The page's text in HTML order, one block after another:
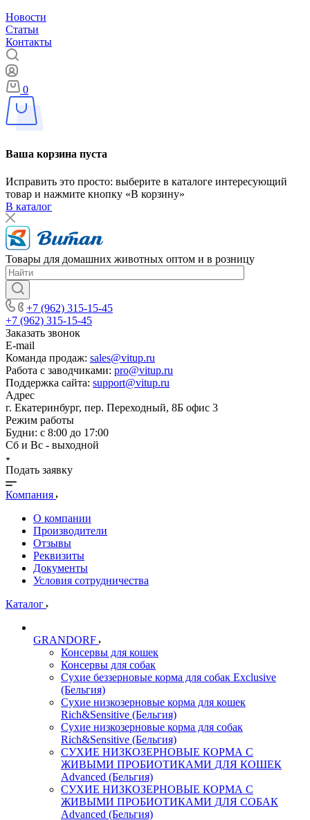
Новости
Статьи
Контакты
0
Ваша корзина пуста
Исправить это просто: выберите в каталоге интересующий
товар и нажмите кнопку «В корзину»
В каталог
Товары для домашних животных оптом и в розницу
+7 (962) 315-15-45
+7 (962) 315-15-45
Заказать звонок
E-mail
Команда продаж: sales@vitup.ru
Работа с заводчиками: pro@vitup.ru
Поддержка сайта: support@vitup.ru
Адрес
г. Екатеринбург, пер. Переходный, 8Б офис 3
Режим работы
Будни: с 8:00 до 17:00
Сб и Вс - выходной
Подать заявку
Компания
О компании
Производители
Отзывы
Реквизиты
Документы
Условия сотрудничества
Каталог
GRANDORF
Консервы для кошек
Консервы для собак
Сухие беззерновые корма для собак Exclusive
(Бельгия)
Сухие низкозерновые корма для кошек
Rich&Sensitive (Бельгия)
Сухие низкозерновые корма для собак
Rich&Sensitive (Бельгия)
СУХИЕ НИЗКОЗЕРНОВЫЕ КОРМА С
ЖИВЫМИ ПРОБИОТИКАМИ ДЛЯ КОШЕК
Advanced (Бельгия)
СУХИЕ НИЗКОЗЕРНОВЫЕ КОРМА С
ЖИВЫМИ ПРОБИОТИКАМИ ДЛЯ СОБАК
Advanced (Бельгия)